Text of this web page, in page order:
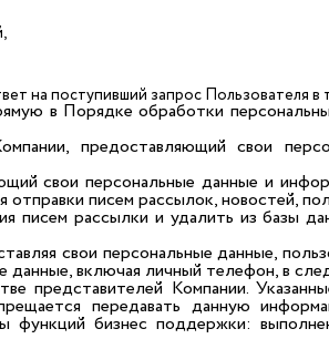
на поступивший запрос Пользователя
в Порядке обработки
предоставляющий свои
свои персональные данные и
писем рассылок, новостей,
писем рассылки и удалить из
свои персональные данные,
данные, включая личный телефон, в
представителей Компании.
передавать данную
функций бизнес поддержки: